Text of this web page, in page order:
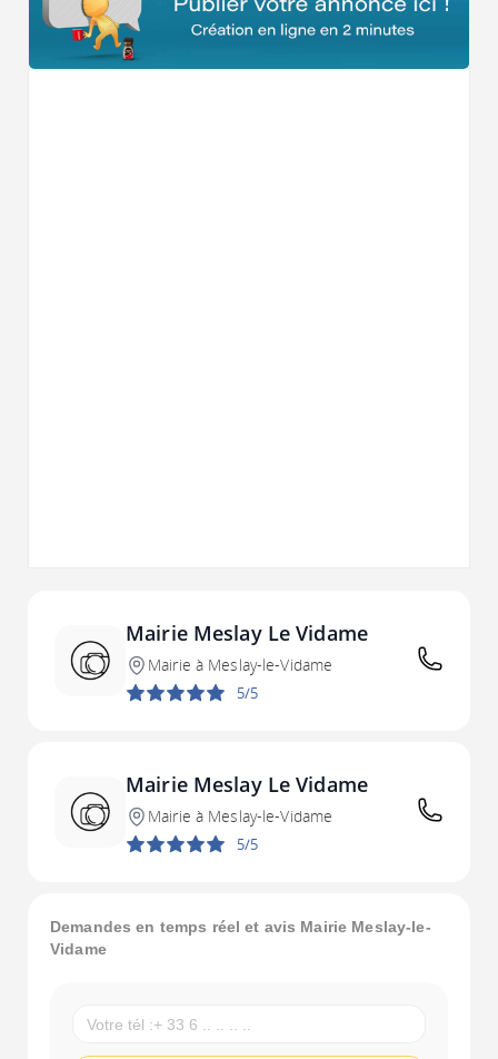
Mairie Meslay Le Vidame
Mairie à Meslay-le-Vidame
5/5
Mairie Meslay Le Vidame
Mairie à Meslay-le-Vidame
5/5
Demandes en temps réel et avis Mairie Meslay-le-
Vidame